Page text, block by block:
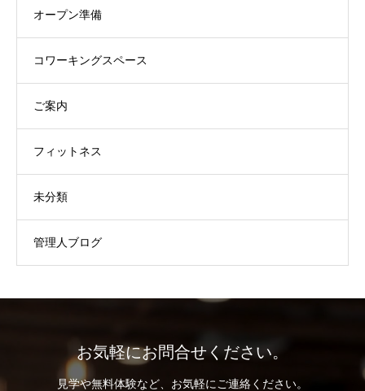
オープン準備
コワーキングスペース
ご案内
フィットネス
未分類
管理人ブログ
お気軽にお問合せください。
見学や無料体験など、お気軽にご連絡ください。